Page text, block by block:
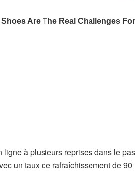
à plusieurs reprises dans le
un taux de rafraîchissement de 90